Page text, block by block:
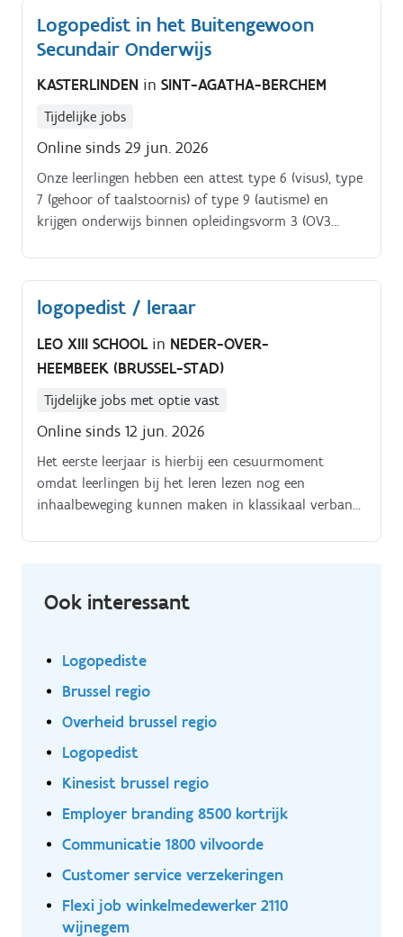
Logopedist in het Buitengewoon
Secundair Onderwijs
KASTERLINDEN in SINT-AGATHA-BERCHEM
Tijdelijke jobs
Online sinds 29 jun. 2026
Onze leerlingen hebben een attest type 6 (visus), type
7 (gehoor of taalstoornis) of type 9 (autisme) en
krijgen onderwijs binnen opleidingsvorm 3 (OV3
maatwerkbedrijf) of opleidingsvorm 1 (OV1
voorbereiding op (begeleid) werken en/of een
wij een extra logopedist(e) om ons logo team te
versterken Het betreft een voltijdse
(vervangings)opdracht in OV2 en OV3 Als logopediste
en 21 jaar oud.
logopedist / leraar
LEO XIII SCHOOL in NEDER-OVER-
HEEMBEEK (BRUSSEL-STAD)
Tijdelijke jobs met optie vast
Online sinds 12 jun. 2026
Het eerste leerjaar is hierbij een cesuurmoment
omdat leerlingen bij het leren lezen nog een
inhaalbeweging kunnen maken in klassikaal verband.
welke kinderen extra ondersteuning nodig hebben.
Ook interessant
Logopediste
Brussel regio
Overheid brussel regio
Logopedist
Kinesist brussel regio
Employer branding 8500 kortrijk
Communicatie 1800 vilvoorde
Customer service verzekeringen
Flexi job winkelmedewerker 2110
wijnegem